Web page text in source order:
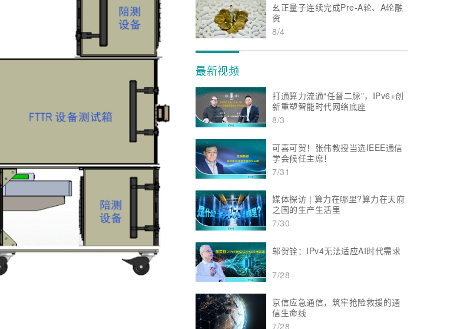
幺正量子连续完成Pre-A轮、A轮融
资
8/4
最新视频
打通算力流通“任督二脉”，IPv6+创
新重塑智能时代网络底座
8/3
可喜可贺！张伟教授当选IEEE通信
学会候任主席！
7/31
媒体探访 | 算力在哪里?算力在天府
之国的生产生活里
7/30
邬贺铨：IPv4无法适应AI时代需求
7/28
京信应急通信，筑牢抢险救援的通
信生命线
7/28